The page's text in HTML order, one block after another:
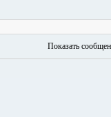
Показать